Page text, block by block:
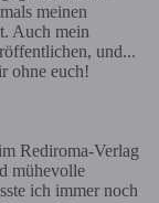
meinen
Auch mein
und...
ohne euch!
Rediroma-Verlag
mühevolle
ich immer noch